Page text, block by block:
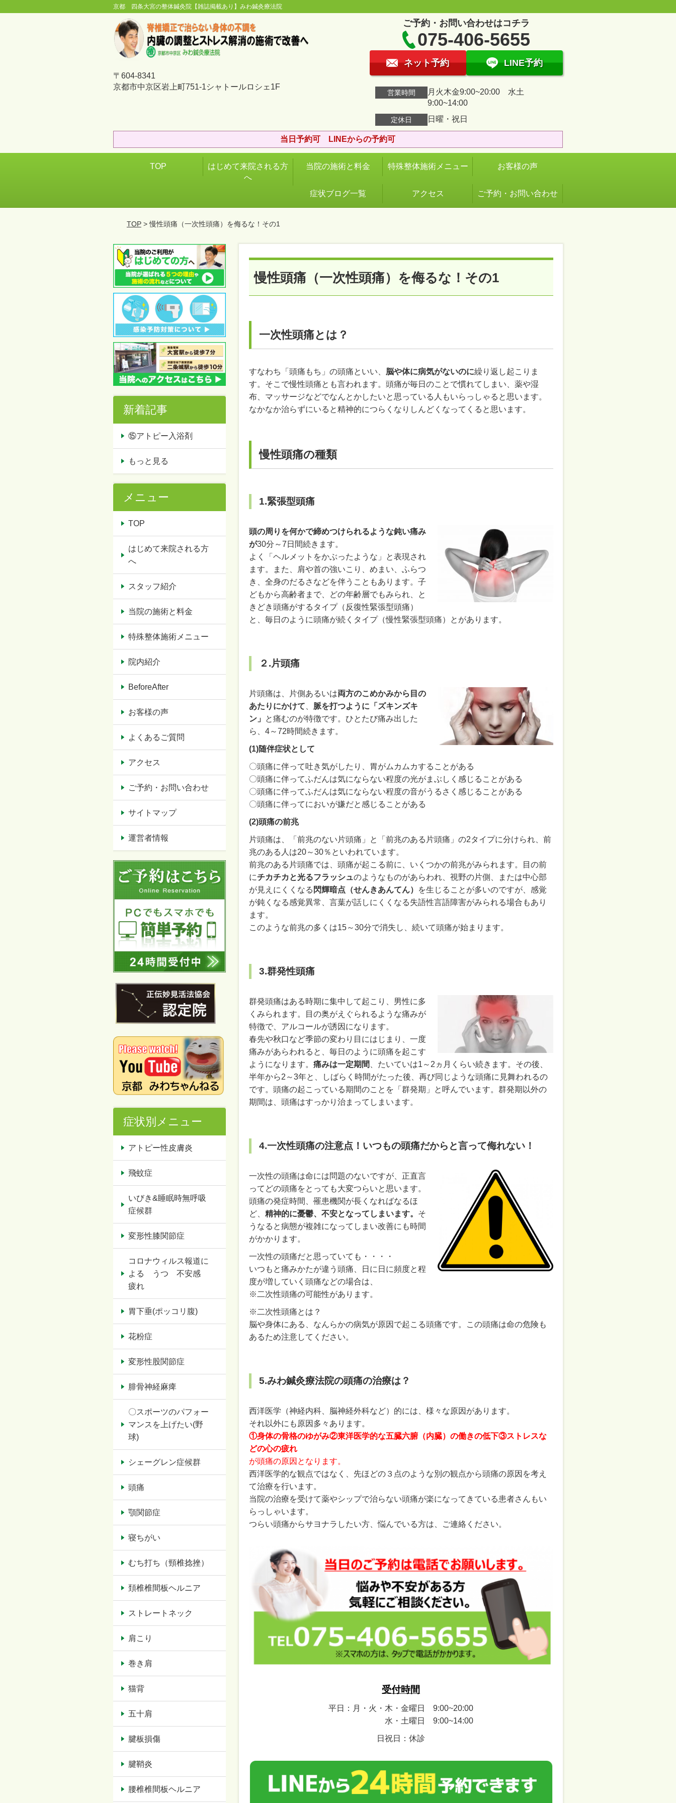
京都 四条大宮の整体鍼灸院【雑誌掲載あり】みわ鍼灸療法院
〒604-8341
京都市中京区岩上町751-1シャトールロシェ1F
ご予約・お問い合わせはコチラ
075-406-5655
ネット予約 LINE予約
営業時間
月火木金9:00~20:00 水土
9:00~14:00
定休日 日曜・祝日
当日予約可 LINEからの予約可
TOP
はじめて来院される方
へ
当院の施術と料金 特殊整体施術メニュー お客様の声
症状ブログ一覧 アクセス ご予約・お問い合わせ
TOP> 慢性頭痛（一次性頭痛）を侮るな！その1
慢性頭痛（一次性頭痛）を侮るな！その1
一次性頭痛とは？
すなわち「頭痛もち」の頭痛といい、 脳や体に病気がないのに繰り返し起こりま
す。そこで慢性頭痛とも言われます。頭痛が毎日のことで慣れてしまい、薬や湿
布、マッサージなどでなんとかしたいと思っている人もいらっしゃると思います。
なかなか治らずにいると精神的につらくなりしんどくなってくると思います。
慢性頭痛の種類
1.緊張型頭痛
頭の周りを何かで締めつけられるような鈍い痛み
が30分～7日間続きます。
よく「ヘルメットをかぶったような」と表現され
ます。また、肩や首の強いこり、めまい、ふらつ
き、全身のだるさなどを伴うこともあります。子
どもから高齢者まで、どの年齢層でもみられ、と
きどき頭痛がするタイプ（反復性緊張型頭痛）
と、毎日のように頭痛が続くタイプ（慢性緊張型頭痛）とがあります。
２.片頭痛
片頭痛は、片側あるいは両方のこめかみから目の
あたりにかけて
脈を打つように「ズキンズキ
ン」
と痛むのが特徴です。ひとたび痛み出した
ら、4～72時間続きます。
(1)随伴症状として
〇頭痛に伴って吐き気がしたり、胃がムカムカすることがある
〇頭痛に伴ってふだんは気にならない程度の光がまぶしく感じることがある
〇頭痛に伴ってふだんは気にならない程度の音がうるさく感じることがある
〇頭痛に伴ってにおいが嫌だと感じることがある
(2)頭痛の前兆
片頭痛は、「前兆のない片頭痛」と「前兆のある片頭痛」の2タイプに分けられ、前
兆のある人は20～30％といわれています。
前兆のある片頭痛では、頭痛が起こる前に、いくつかの前兆がみられます。目の前
にチカチカと光るフラッシュのようなものがあらわれ、視野の片側、または中心部
が見えにくくなる 閃輝暗点（せんきあんてん）
を生じることが多いのですが、感覚
が鈍くなる感覚異常、言葉が話しにくくなる失語性言語障害がみられる場合もあり
ます。
このような前兆の多くは15～30分で消失し、続いて頭痛が始まります。
3.群発性頭痛
群発頭痛はある時期に集中して起こり、男性に多
くみられます。目の奥がえぐられるような痛みが
特徴で、アルコールが誘因になります。
春先や秋口など季節の変わり目にはじまり、一度
痛みがあらわれると、毎日のように頭痛を起こす
ようになります。 痛みは一定期間 、たいていは1～2ヵ月くらい続きます。その後、
半年から2～3年と、しばらく時間がたった後、再び同じような頭痛に見舞われるの
です。頭痛の起こっている期間のことを「群発期」と呼んでいます。群発期以外の
期間は、頭痛はすっかり治まってしまいます。
4.一次性頭痛の注意点！いつもの頭痛だからと言って侮れない！
一次性の頭痛は命には問題のないですが、正直言
ってどの頭痛をとっても大変つらいと思います。
頭痛の発症時間、罹患機関が長くなればなるほ
ど、 精神的に憂鬱、不安となってしまいます。 そ
うなると病態が複雑になってしまい改善にも時間
がかかります。
一次性の頭痛だと思っていても・・・・
いつもと痛みかたが違う頭痛、日に日に頻度と程
度が増していく頭痛などの場合は、
※二次性頭痛の可能性があります。
※二次性頭痛とは？
脳や身体にある、なんらかの病気が原因で起こる頭痛です。この頭痛は命の危険も
あるため注意してください。
5.みわ鍼灸療法院の頭痛の治療は？
西洋医学（神経内科、脳神経外科など）的には、様々な原因があります。
それ以外にも原因多々あります。
①身体の骨格のゆがみ②東洋医学的な五臓六腑（内臓）の働きの低下③ストレスな
どの心の疲れ
が頭痛の原因となります。
西洋医学的な観点ではなく、先ほどの３点のような別の観点から頭痛の原因を考え
て治療を行います。
当院の治療を受けて薬やシップで治らない頭痛が楽になってきている患者さんもい
らっしゃいます。
つらい頭痛からサヨナラしたい方、悩んでいる方は、ご連絡ください。
受付時間
平日：月・火・木・金曜日 9:00~20:00
水・土曜日 9:00~14:00
日祝日：休診
新着記事
⑮アトピー入浴剤
もっと見る
メニュー
TOP
はじめて来院される方
へ
スタッフ紹介
当院の施術と料金
特殊整体施術メニュー
院内紹介
BeforeAfter
お客様の声
よくあるご質問
アクセス
ご予約・お問い合わせ
サイトマップ
運営者情報
症状別メニュー
アトピー性皮膚炎
飛蚊症
いびき&睡眠時無呼吸
症候群
変形性膝関節症
コロナウィルス報道に
よる うつ 不安感
疲れ
胃下垂(ポッコリ腹)
花粉症
変形性股関節症
腓骨神経麻痺
〇スポーツのパフォー
マンスを上げたい(野
球)
シェーグレン症候群
頭痛
顎関節症
寝ちがい
むち打ち（頸椎捻挫）
頚椎椎間板ヘルニア
ストレートネック
肩こり
巻き肩
猫背
五十肩
腱板損傷
腱鞘炎
腰椎椎間板ヘルニア